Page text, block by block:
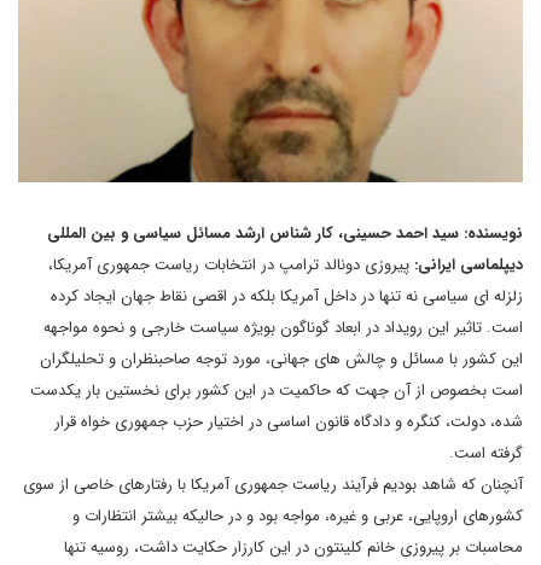
نویسنده: سید احمد حسینی، کار شناس ارشد مسائل سیاسی و بین المللی
دیپلماسی ایرانی: پیروزی دونالد ترامپ در انتخابات ریاست جمهوری آمریکا،
زلزله ای سیاسی نه تنها در داخل آمریکا بلکه در اقصی نقاط جهان ایجاد کرده
است. تاثیر این رویداد در ابعاد گوناگون بویژه سیاست خارجی و نحوه مواجهه
این کشور با مسائل و چالش های جهانی، مورد توجه صاحبنظران و تحلیلگران
است بخصوص از آن جهت که حاکمیت در این کشور برای نخستین بار یکدست
شده، دولت، کنگره و دادگاه قانون اساسی در اختیار حزب جمهوری خواه قرار
گرفته است.
آنچنان که شاهد بودیم فرآیند ریاست جمهوری آمریکا با رفتارهای خاصی از سوی
کشورهای اروپایی، عربی و غیره، مواجه بود و در حالیکه بیشتر انتظارات و
محاسبات بر پیروزی خانم کلینتون در این کارزار حکایت داشت، روسیه تنها